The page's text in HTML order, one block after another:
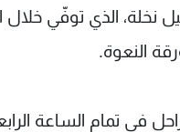
نخلة، الذي توفّي
النعوة.
في تمام الساعة